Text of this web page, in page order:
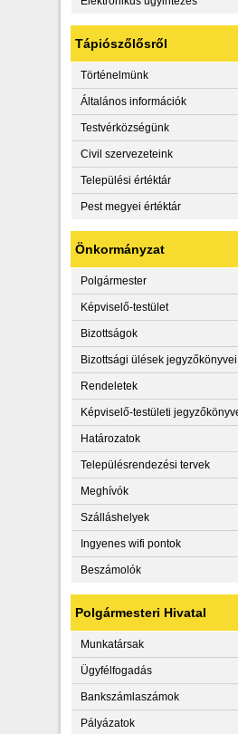
Tápiószőlősről
Történelmünk
Általános információk
Testvérközségünk
Civil szervezeteink
Települési értéktár
Pest megyei értéktár
Önkormányzat
Polgármester
Képviselő-testület
Bizottságok
Bizottsági ülések jegyzőkönyvei
Rendeletek
Képviselő-testületi
Határozatok
Településrendezési tervek
Meghívók
Szálláshelyek
Ingyenes wifi pontok
Beszámolók
Polgármesteri Hivatal
Munkatársak
Ügyfélfogadás
Bankszámlaszámok
Pályázatok